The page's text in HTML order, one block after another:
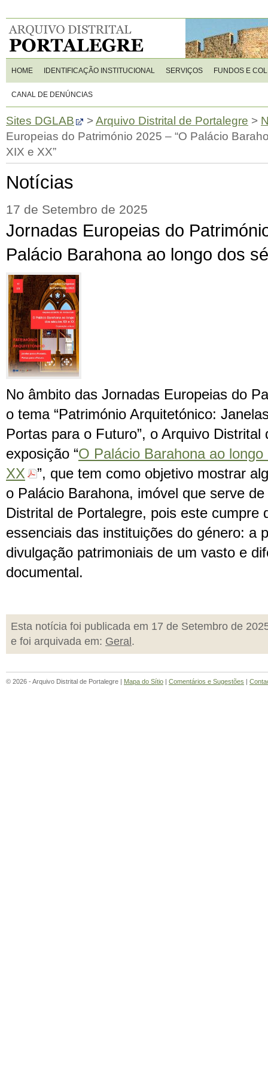
HOME IDENTIFICAÇÃO INSTITUCIONAL SERVIÇOS FUNDOS E
CANAL DE DENÚNCIAS
Sites DGLAB >Arquivo Distrital de Portalegre >
Europeias do Património 2025 – “O Palácio
XIX e XX”
Notícias
17 de Setembro de 2025
Jornadas Europeias do
Palácio Barahona ao longo dos
No âmbito das Jornadas Europeias do
o tema “Património Arquitetónico:
Portas para o Futuro”, o Arquivo
exposição “O Palácio Barahona ao
XX
”, que tem como objetivo mostrar
o Palácio Barahona, imóvel que serve
Distrital de Portalegre, pois este cumpre
essenciais das instituições do género: a
divulgação patrimoniais de um vasto e
documental.
Esta notícia foi publicada em 17 de Setembro de
e foi arquivada em: Geral .
© 2026 - Arquivo Distrital de Portalegre | Mapa do Sítio | Comentários e Sugestões |